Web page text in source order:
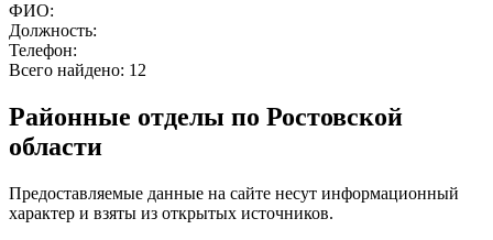
ФИО:
Должность:
Телефон:
Всего найдено: 12
Районные отделы по Ростовской
области
Предоставляемые данные на сайте несут информационный
характер и взяты из открытых источников.